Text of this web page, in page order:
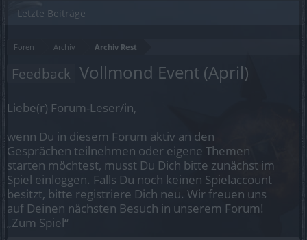
Foren Archiv Archiv Rest
Feedback Vollmond Event (April)
Liebe(r) Forum-Leser/in,
wenn Du in diesem Forum aktiv an den
Gesprächen teilnehmen oder eigene Themen
starten möchtest, musst Du Dich bitte zunächst im
Spiel einloggen. Falls Du noch keinen Spielaccount
besitzt, bitte registriere Dich neu. Wir freuen uns
auf Deinen nächsten Besuch in unserem Forum!
„Zum Spiel“
Letzte Beiträge